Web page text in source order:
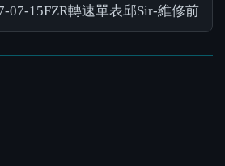
07-15FZR轉速單表邱Sir-維修前